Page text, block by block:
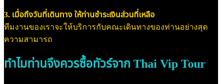
3. เมื่อถึงวันที่เดินทาง ให้ท่านชำระเงินส่วนที่เหลือ
ทีมงานของเราจะให้บริการกับคณะเดินทางของท่านอย่างสุด
ความสามารถ
ทำไมท่านจึงควรซื้อทัวร์จาก Thai Vip Tour